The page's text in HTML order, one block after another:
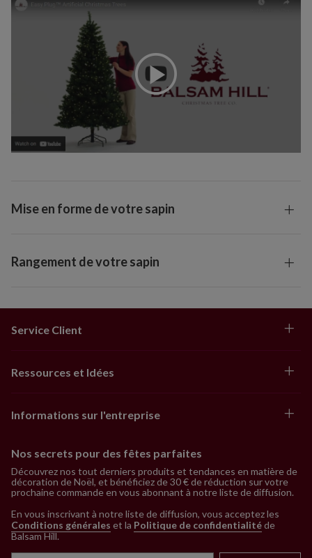
Mise en forme de votre sapin
Rangement de votre sapin
Service Client
Ressources et Idées
Informations sur l'entreprise
Nos secrets pour des fêtes parfaites
Découvrez nos tout derniers produits et tendances en matière de
décoration de Noël, et bénéficiez de 30 € de réduction sur votre
prochaine commande en vous abonnant à notre liste de diffusion.
En vous inscrivant à notre liste de diffusion, vous acceptez les
Conditions générales et la Politique de confidentialitéde
Balsam Hill.